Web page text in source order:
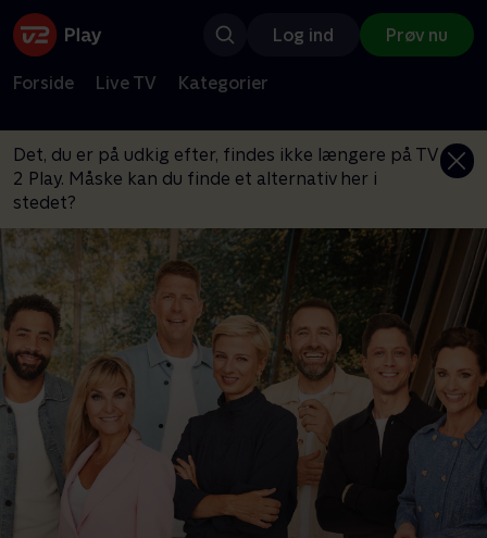
Log ind Prøv nu
Forside Live TV Kategorier
Det, du er på udkig efter, findes ikke længere på TV
2 Play. Måske kan du finde et alternativ her i
stedet?